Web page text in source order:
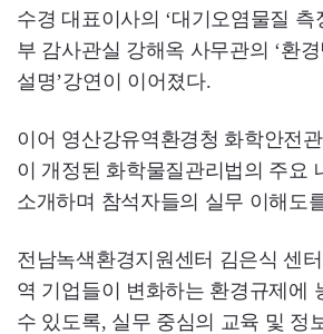
수경 대표이사의 ‘대기오염물질
부 감사관실 강해옥 사무관의 ‘환
설명’강연이 이어졌다.
이어 영산강유역환경청 화학안전
이 개정된 화학물질관리법의 주요
소개하며 참석자들의 실무 이해도
전남녹색환경지원센터 김은식 센
역 기업들이 변화하는 환경규제에
수 있도록, 실무 중심의 교육 및 정